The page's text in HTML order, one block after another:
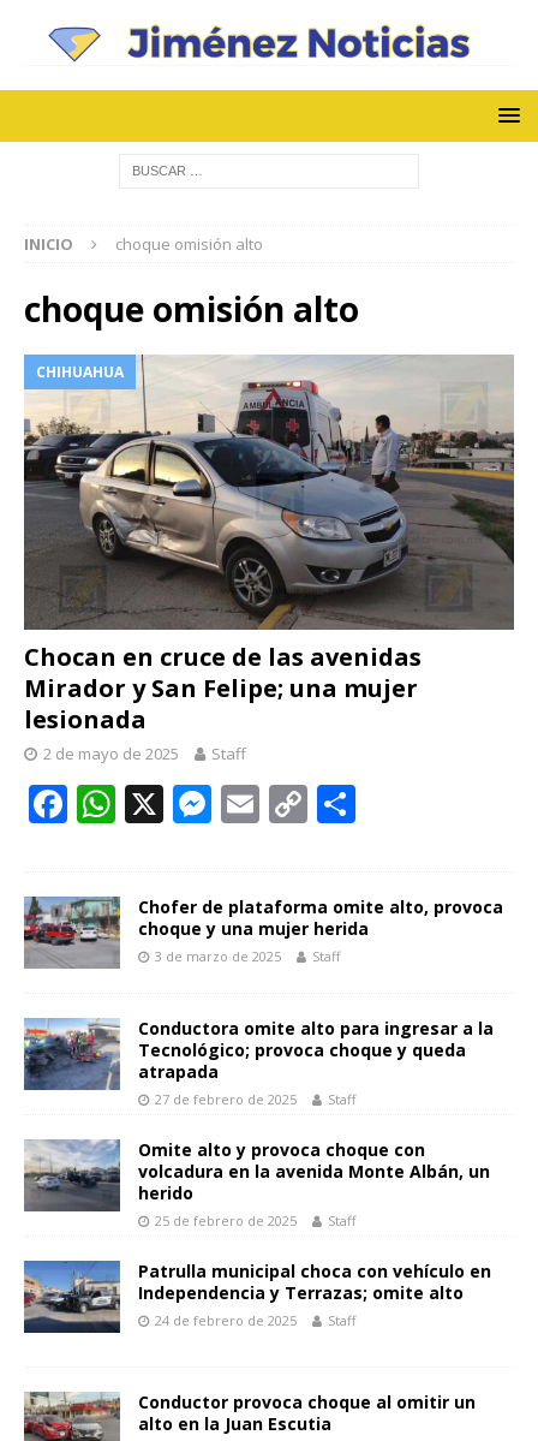
INICIO choque omisión alto
choque omisión alto
CHIHUAHUA
Chocan en cruce de las avenidas
Mirador y San Felipe; una mujer
lesionada
2 de mayo de 2025 Staff
F
b
o
k
W
s
A
p
X M
e
n
er
E
l
C
y
Li
k
p
r
Chofer de plataforma omite alto, provoca
choque y una mujer herida
3 de marzo de 2025 Staff
Conductora omite alto para ingresar a la
Tecnológico; provoca choque y queda
atrapada
27 de febrero de 2025 Staff
Omite alto y provoca choque con
volcadura en la avenida Monte Albán, un
herido
25 de febrero de 2025 Staff
Patrulla municipal choca con vehículo en
Independencia y Terrazas; omite alto
24 de febrero de 2025 Staff
Conductor provoca choque al omitir un
alto en la Juan Escutia